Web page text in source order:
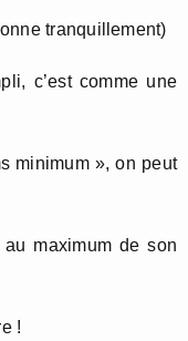
tranquillement)
c’est comme une
minimum », on peut
maximum de son
!